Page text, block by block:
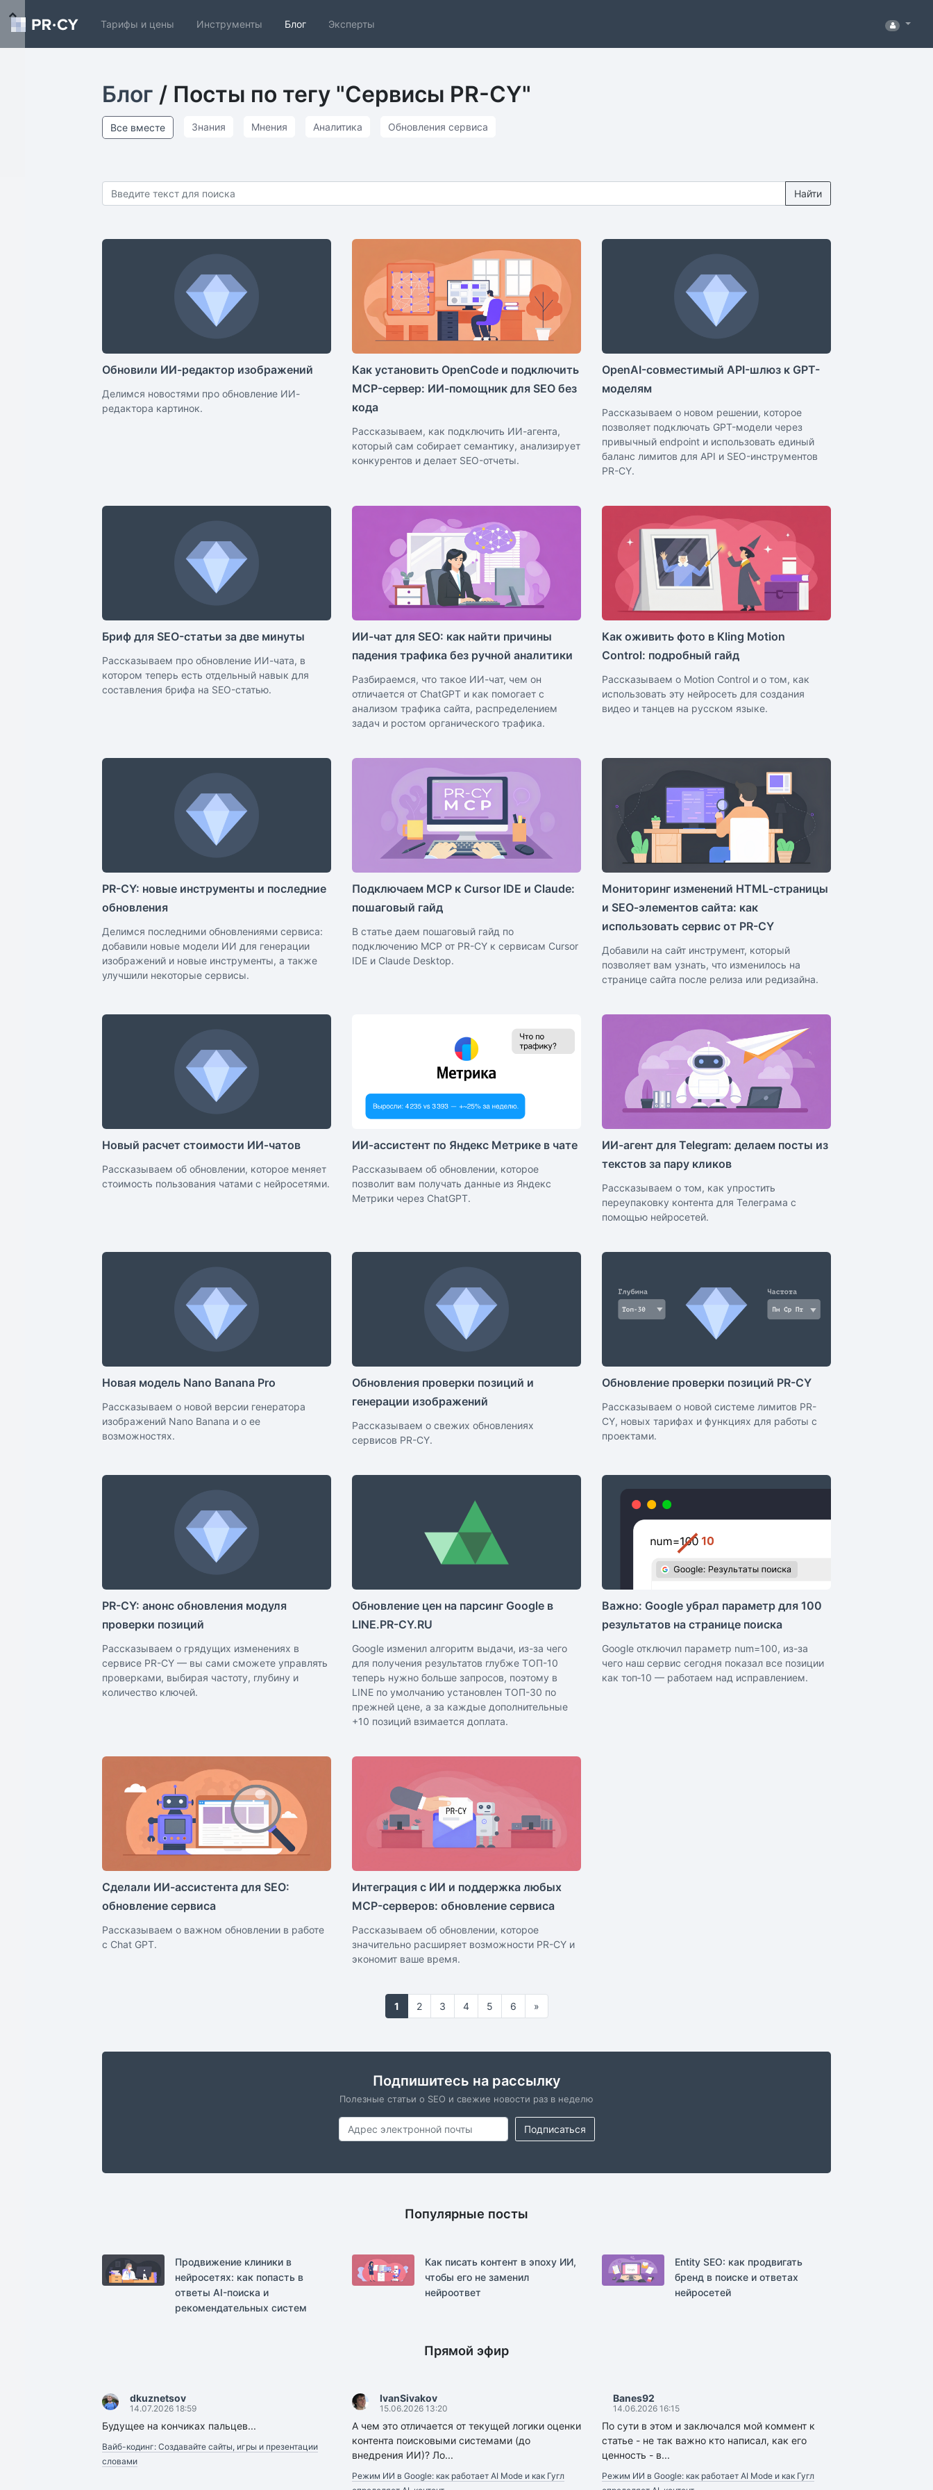
Тарифы и цены Инструменты Блог Эксперты
Блог / Посты по тегу "Сервисы PR-CY"
Все вместе Знания Мнения Аналитика Обновления сервиса
Найти
Обновили ИИ-редактор изображений
Делимся новостями про обновление ИИ-
редактора картинок.
Как установить OpenCode и подключить
MCP-сервер: ИИ-помощник для SEO без
кода
Рассказываем, как подключить ИИ-агента,
который сам собирает семантику, анализирует
конкурентов и делает SEO-отчеты.
OpenAI-совместимый API-шлюз к GPT-
моделям
Рассказываем о новом решении, которое
позволяет подключать GPT-модели через
привычный endpoint и использовать единый
баланс лимитов для API и SEO-инструментов
PR-CY.
Бриф для SEO-статьи за две минуты
Рассказываем про обновление ИИ-чата, в
котором теперь есть отдельный навык для
составления брифа на SEO-статью.
ИИ-чат для SEO: как найти причины
падения трафика без ручной аналитики
Разбираемся, что такое ИИ-чат, чем он
отличается от ChatGPT и как помогает с
анализом трафика сайта, распределением
задач и ростом органического трафика.
Как оживить фото в Kling Motion
Control: подробный гайд
Рассказываем о Motion Control и о том, как
использовать эту нейросеть для создания
видео и танцев на русском языке.
PR-CY: новые инструменты и последние
обновления
Делимся последними обновлениями сервиса:
добавили новые модели ИИ для генерации
изображений и новые инструменты, а также
улучшили некоторые сервисы.
Подключаем MCP к Cursor IDE и Claude:
пошаговый гайд
В статье даем пошаговый гайд по
подключению MCP от PR-CY к сервисам Cursor
IDE и Claude Desktop.
Мониторинг изменений HTML‑страницы
и SEO‑элементов сайта: как
использовать сервис от PR-CY
Добавили на сайт инструмент, который
позволяет вам узнать, что изменилось на
странице сайта после релиза или редизайна.
Новый расчет стоимости ИИ‑чатов
Рассказываем об обновлении, которое меняет
стоимость пользования чатами с нейросетями.
ИИ‑ассистент по Яндекс Метрике в чате
Рассказываем об обновлении, которое
позволит вам получать данные из Яндекс
Метрики через ChatGPT.
ИИ-агент для Telegram: делаем посты из
текстов за пару кликов
Рассказываем о том, как упростить
переупаковку контента для Телеграма с
помощью нейросетей.
Новая модель Nano Banana Pro
Рассказываем о новой версии генератора
изображений Nano Banana и о ее
возможностях.
Обновления проверки позиций и
генерации изображений
Рассказываем о свежих обновлениях
сервисов PR-CY.
Обновление проверки позиций PR-CY
Рассказываем о новой системе лимитов PR-
CY, новых тарифах и функциях для работы с
проектами.
PR-CY: анонс обновления модуля
проверки позиций
Рассказываем о грядущих изменениях в
сервисе PR-CY — вы сами сможете управлять
проверками, выбирая частоту, глубину и
количество ключей.
Обновление цен на парсинг Google в
LINE.PR-CY.RU
Google изменил алгоритм выдачи, из-за чего
для получения результатов глубже ТОП-10
теперь нужно больше запросов, поэтому в
LINE по умолчанию установлен ТОП-30 по
прежней цене, а за каждые дополнительные
+10 позиций взимается доплата.
Важно: Google убрал параметр для 100
результатов на странице поиска
Google отключил параметр num=100, из-за
чего наш сервис сегодня показал все позиции
как топ‑10 — работаем над исправлением.
Сделали ИИ-ассистента для SEO:
обновление сервиса
Рассказываем о важном обновлении в работе
с Chat GPT.
Интеграция с ИИ и поддержка любых
MCP-серверов: обновление сервиса
Рассказываем об обновлении, которое
значительно расширяет возможности PR-CY и
экономит ваше время.
1 2 3 4 5 6 »
Подпишитесь на рассылку
Полезные статьи о SEO и свежие новости раз в неделю
Подписаться
Популярные посты
Продвижение клиники в
нейросетях: как попасть в
ответы AI-поиска и
рекомендательных систем
Как писать контент в эпоху ИИ,
чтобы его не заменил
нейроответ
Entity SEO: как продвигать
бренд в поиске и ответах
нейросетей
Прямой эфир
dkuznetsov
14.07.2026 18:59
Будущее на кончиках пальцев...
Вайб-кодинг: Создавайте сайты, игры и презентации
словами
IvanSivakov
15.06.2026 13:20
А чем это отличается от текущей логики оценки
контента поисковыми системами (до
внедрения ИИ)? Ло...
Режим ИИ в Google: как работает AI Mode и как Гугл
Banes92
14.06.2026 16:15
По сути в этом и заключался мой коммент к
статье - не так важно кто написал, как его
ценность - в...
Режим ИИ в Google: как работает AI Mode и как Гугл